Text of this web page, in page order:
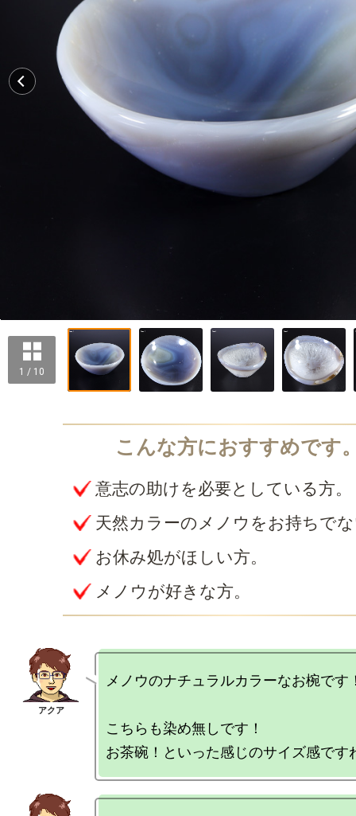
1 / 10
意志の助けを必要としている方。
天然カラーのメノウをお持ちで
お休み処がほしい方。
メノウが好きな方。
メノウのナチュラルカラーなお椀です
こちらも染め無しです！